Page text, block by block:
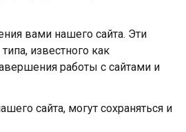
вами нашего сайта. Эти
известного как
работы с сайтами и
сайта, могут сохраняться и